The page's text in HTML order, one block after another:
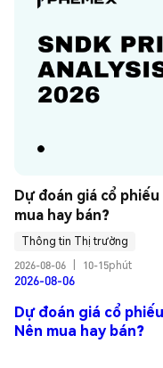
Dự đoán giá cổ phiếu
mua hay bán?
Thông tin Thị trường
2026-08-06
10-15phút
2026-08-06
Dự đoán giá cổ
Nên mua hay bán?